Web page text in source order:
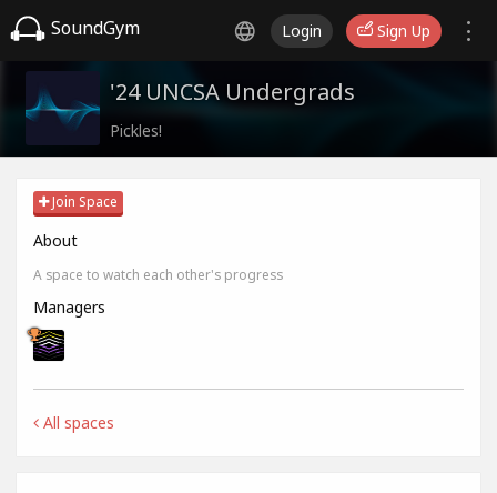
SoundGym Login Sign Up
'24 UNCSA Undergrads
Pickles!
Join Space
About
A space to watch each other's progress
Managers
All spaces